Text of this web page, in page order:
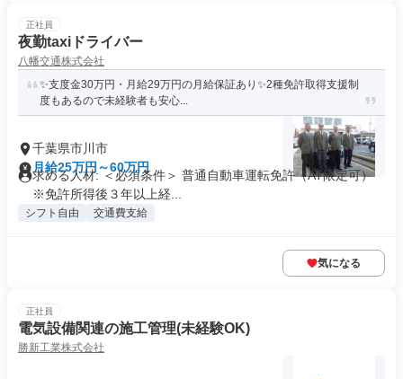
正社員
夜勤taxiドライバー
八幡交通株式会社
✨支度金30万円・月給29万円の月給保証あり✨2種免許取得支援制
度もあるので未経験者も安心...
千葉県市川市
月給25万円～60万円
求める人材: ＜必須条件＞ 普通自動車運転免許（AT限定可）
※免許所得後３年以上経...
シフト自由 交通費支給
気になる
正社員
電気設備関連の施工管理(未経験OK)
勝新工業株式会社